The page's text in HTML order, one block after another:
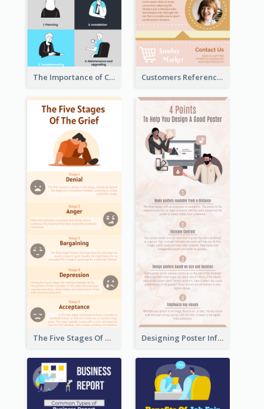
The Importance of Customer Service Infographic Customers Reference Infographic
The Five Stages Of The Grief Model Infographic Designing Poster Infographic